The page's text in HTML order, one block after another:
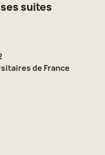
suites
de France